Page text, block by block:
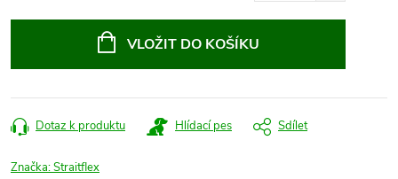
VLOŽIT DO KOŠÍKU
Dotaz k produktu Hlídací pes Sdílet
Značka:Straitflex